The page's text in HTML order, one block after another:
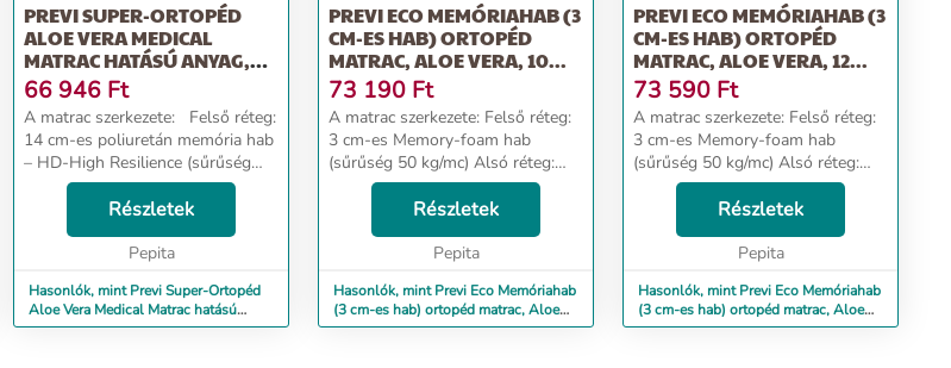
PREVI SUPER-ORTOPÉD
ALOE VERA MEDICAL
MATRAC HATÁSÚ ANYAG,
ANTIBA...
66 946 Ft
A matrac szerkezete: Felső réteg:
14 cm-es poliuretán memória hab
– HD-High Resilience (sűrűség
35-38 kg/mc) Az elemek rögzítése
a teljes felületen foltvarrás
technikával történik.
Hőmérséklet-...
Részletek
Pepita
Hasonlók, mint Previ Super-Ortopéd
Aloe Vera Medical Matrac hatású
anyag, antiba...
PREVI ECO MEMÓRIAHAB (3
CM-ES HAB) ORTOPÉD
MATRAC, ALOE VERA, 10...
73 190 Ft
A matrac szerkezete: Felső réteg:
3 cm-es Memory-foam hab
(sűrűség 50 kg/mc) Alsó réteg:
Poliuterán hab 12 cm HD-High
Resilience (sűrűség 30 kg/mc) A
terméken található
háromdimenziós szalag célja ...
Részletek
Pepita
Hasonlók, mint Previ Eco Memóriahab
(3 cm-es hab) ortopéd matrac, Aloe
Vera, 10...
PREVI ECO MEMÓRIAHAB (3
CM-ES HAB) ORTOPÉD
MATRAC, ALOE VERA, 12...
73 590 Ft
A matrac szerkezete: Felső réteg:
3 cm-es Memory-foam hab
(sűrűség 50 kg/mc) Alsó réteg:
Poliuterán hab 12 cm HD-High
Resilience (sűrűség 30 kg/mc) A
terméken található
háromdimenziós szalag célja ...
Részletek
Pepita
Hasonlók, mint Previ Eco Memóriahab
(3 cm-es hab) ortopéd matrac, Aloe
Vera, 12...